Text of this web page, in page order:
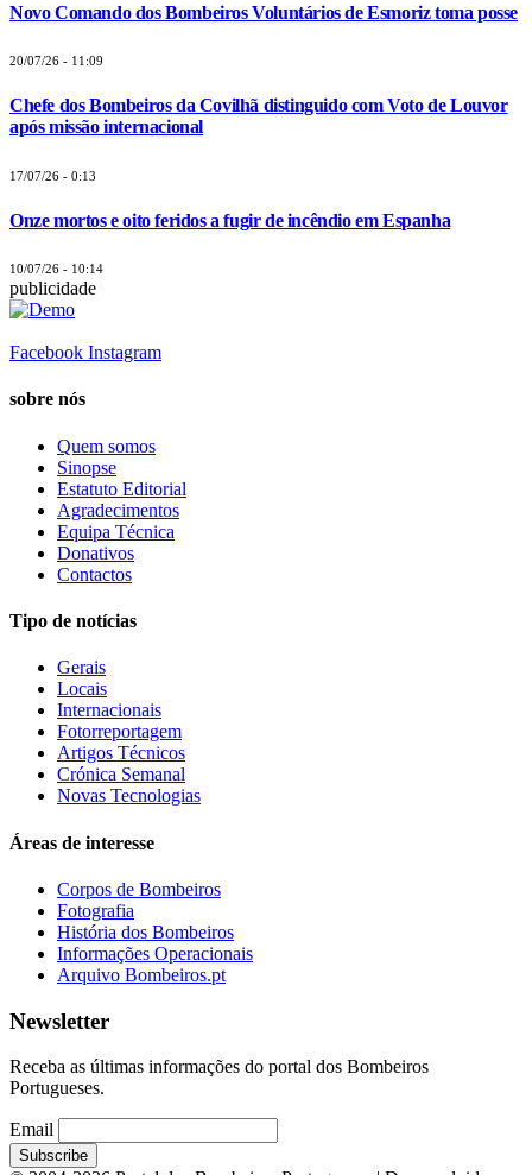
Novo Comando dos Bombeiros Voluntários de Esmoriz toma posse
20/07/26 - 11:09
Chefe dos Bombeiros da Covilhã distinguido com Voto de Louvor
após missão internacional
17/07/26 - 0:13
Onze mortos e oito feridos a fugir de incêndio em Espanha
10/07/26 - 10:14
publicidade
Facebook Instagram
sobre nós
Quem somos
Sinopse
Estatuto Editorial
Agradecimentos
Equipa Técnica
Donativos
Contactos
Tipo de notícias
Gerais
Locais
Internacionais
Fotorreportagem
Artigos Técnicos
Crónica Semanal
Novas Tecnologias
Áreas de interesse
Corpos de Bombeiros
Fotografia
História dos Bombeiros
Informações Operacionais
Arquivo Bombeiros.pt
Newsletter
Receba as últimas informações do portal dos Bombeiros
Portugueses.
Email